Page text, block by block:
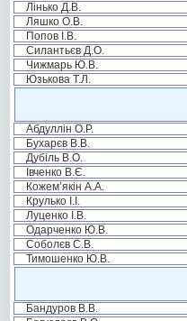
Лінько Д.В.
Ляшко О.В.
Попов І.В.
Силантьєв Д.О.
Чижмарь Ю.В.
Юзькова Т.Л.
Абдуллін О.Р.
Бухарєв В.В.
Дубіль В.О.
Івченко В.Є.
Кожем’якін А.А.
Крулько І.І.
Луценко І.В.
Одарченко Ю.В.
Соболєв С.В.
Тимошенко Ю.В.
Бандуров В.В.